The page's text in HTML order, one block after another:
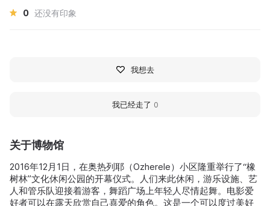
关于博物馆
2016年12月1日，在奥热列耶（Ozherele）小区隆重举行了“橡
树林”文化休闲公园的开幕仪式。人们来此休闲，游乐设施、艺
人和管乐队迎接着游客，舞蹈广场上年轻人尽情起舞。电影爱
好者可以在露天欣赏自己喜爱的角色。这是一个可以度过美好
0 还没有印象
我想去
我已经走了 0